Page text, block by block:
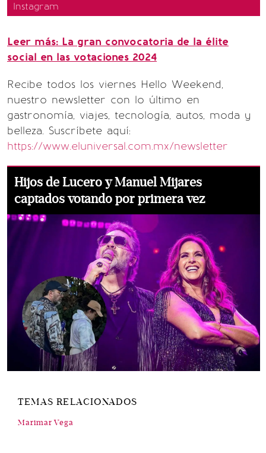
Instagram
Leer más: La gran convocatoria de la élite
social en las votaciones 2024
Recibe todos los viernes Hello Weekend,
nuestro newsletter con lo último en
gastronomía, viajes, tecnología, autos, moda y
belleza. Suscríbete aquí:
https://www.eluniversal.com.mx/newsletter
Hijos de Lucero y Manuel Mijares
captados votando por primera vez
TEMAS RELACIONADOS
Marimar Vega